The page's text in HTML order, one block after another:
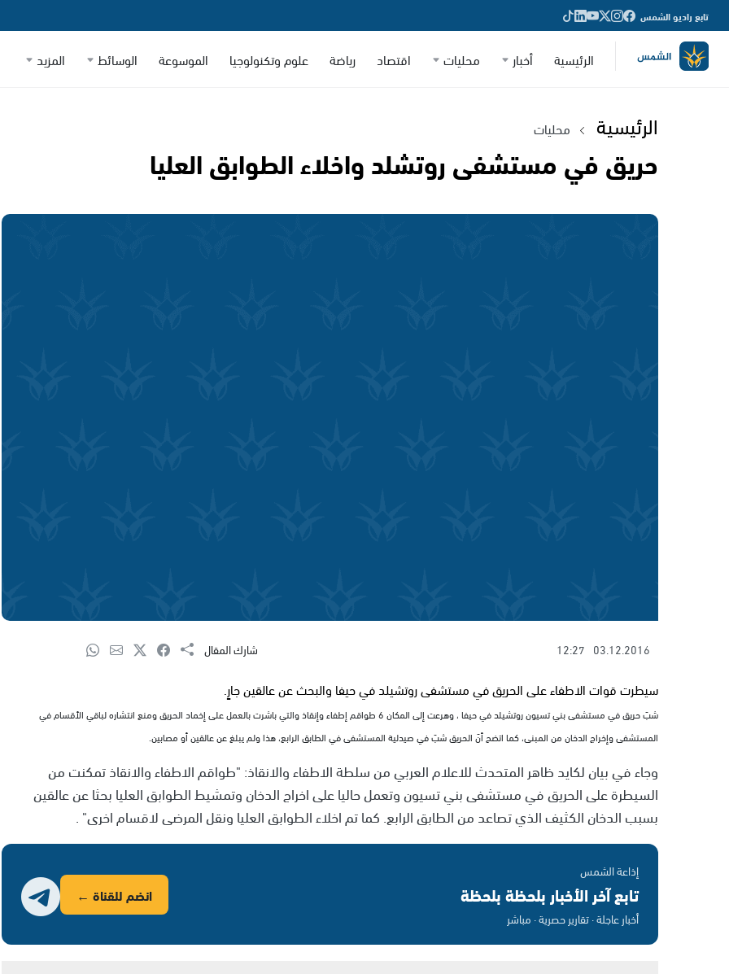
تابع راديو الشمس
الرئيسية أخبار محليات اقتصاد رياضة علوم وتكنولوجيا الموسوعة الوسائط المزيد
الرئيسية محليات
حريق في مستشفى روتشلد واخلاء الطوابق العليا
03.12.2016
12:27 شارك المقال
سيطرت قوات الاطفاء على الحريق في مستشفى روتشيلد في حيفا والبحث عن عالقين جارٍ.
شبّ حريق في مستشفى بني تسيون روتشيلد في حيفا ، وهرعت إلى المكان 6 طواقم إطفاء وإنقاذ والتي باشرت بالعمل على إخماد الحريق ومنع انتشاره لباقي الأقسام في
المستشفى وإخراج الدخان من المبنى، كما اتضح أنّ الحريق شبّ في صيدلية المستشفى في الطابق الرابع، هذا ولم يبلغ عن عالقين أو مصابين.
وجاء في بيان لكايد ظاهر المتحدث للاعلام العربي من سلطة الاطفاء والانقاذ: "طواقم الاطفاء والانقاذ تمكنت من
السيطرة على الحريق في مستشفى بني تسيون وتعمل حاليا على اخراج الدخان وتمشيط الطوابق العليا بحثا عن عالقين
بسبب الدخان الكثيف الذي تصاعد من الطابق الرابع. كما تم اخلاء الطوابق العليا ونقل المرضى لاقسام اخرى" .
إذاعة الشمس
تابع آخر الأخبار بلحظة بلحظة
أخبار عاجلة · تقارير حصرية · مباشر
انضم للقناة ←